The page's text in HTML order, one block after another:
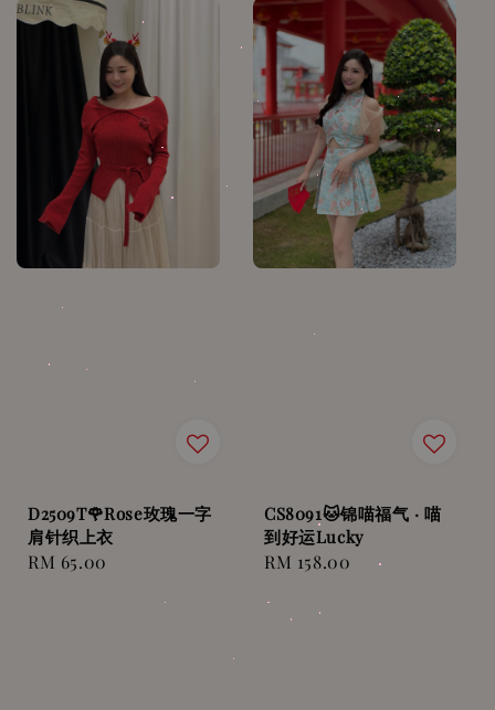
D2509T🌹Rose玫瑰一字
肩针织上衣
Regular
RM 65.00
CS8091🐱锦喵福气 · 喵
到好运Lucky
Regular
RM 158.00